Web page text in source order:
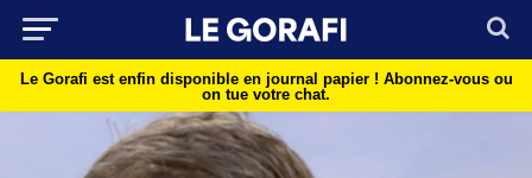
Le Gorafi est enfin disponible en journal papier ! Abonnez-vous ou
on tue votre chat.